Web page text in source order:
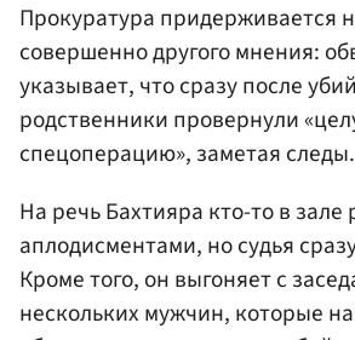
Прокуратура придерживается
совершенно другого мнения:
указывает, что сразу после
родственники провернули
спецоперацию», заметая следы.
На речь Бахтияра кто-то в зале
аплодисментами, но судья
Кроме того, он выгоняет с
нескольких мужчин, которые